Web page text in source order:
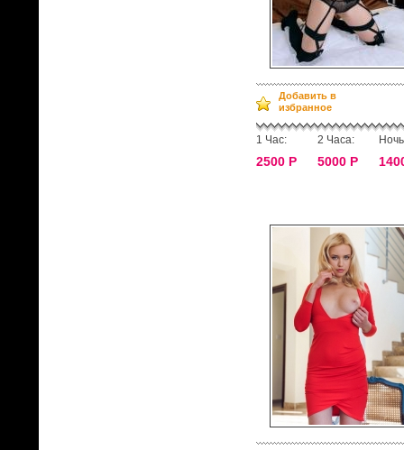
Добавить в
избранное
1 Час:
2500 Р
2 Часа:
5000 Р